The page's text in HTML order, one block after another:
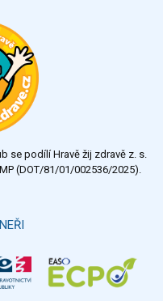
Všechny ankety
se podílí Hravě žij zdravě z. s.
(DOT/81/01/002536/2025).